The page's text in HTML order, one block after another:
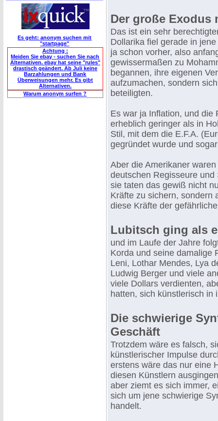
Es geht: anonym suchen mit
"startpage"
Achtung :
Meiden Sie ebay - suchen Sie nach
Alternativen. ebay hat seine "rules"
drastisch geändert. Ab Juli keine
Barzahlungen und Bank
Überweisungen mehr. Es gibt
Alternativen.
Warum anonym surfen ?
Der große Exodus
Das ist ein sehr
Dollarika fiel gerade in
ja schon vorher, also
gewissermaßen zu
begannen, ihre eigenen
aufzumachen, sondern
beteiligten.
Es war ja Inflation, und die
erheblich geringer als in
Stil, mit dem die E.F.A.
gegründet wurde und
Aber die Amerikaner
deutschen Regisseure
sie taten das gewiß nicht
Kräfte zu sichern, sondern
diese Kräfte der
Lubitsch ging als
und im Laufe der Jahre
Korda und seine damalige
Leni, Lothar Mendes, Lya
Ludwig Berger und viele
viele Dollars verdienten,
hatten, sich künstlerisch in
Die schwierige
Geschäft
Trotzdem wäre es falsch,
künstlerischer Impulse
erstens wäre das nur eine
diesen Künstlern
aber ziemt es sich immer,
sich um jene schwierige
handelt.